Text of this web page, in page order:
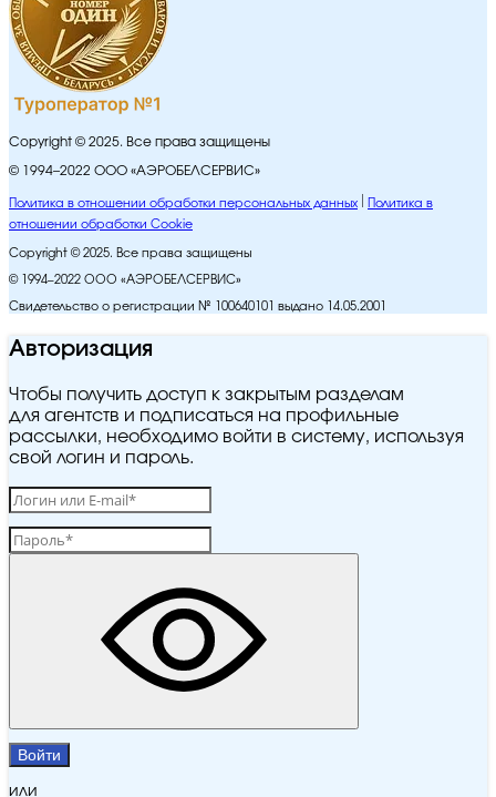
Copyright © 2025. Все права защищены
© 1994–2022 ООО «АЭРОБЕЛСЕРВИС»
Политика в отношении обработки персональных данных
Политика в
отношении обработки Cookie
Copyright © 2025. Все права защищены
© 1994–2022 ООО «АЭРОБЕЛСЕРВИС»
Свидетельство о регистрации № 100640101 выдано 14.05.2001
Авторизация
Чтобы получить доступ к закрытым разделам
для агентств и подписаться на профильные
рассылки, необходимо войти в систему, используя
свой логин и пароль.
Войти
или